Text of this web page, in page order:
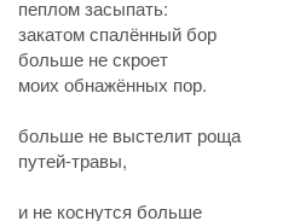
пеплом засыпать:
закатом спалённый бор
больше не скроет
моих обнажённых пор.
больше не выстелит роща
путей-травы,
и не коснутся больше